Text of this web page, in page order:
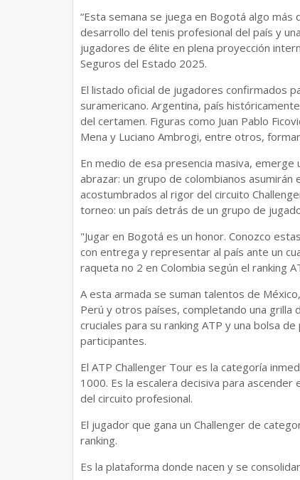
“Esta semana se juega en Bogotá algo más
desarrollo del tenis profesional del país y
jugadores de élite en plena proyección
Seguros del Estado 2025.
El listado oficial de jugadores confirmados
suramericano. Argentina, país
del certamen. Figuras como Juan Pablo
Mena y Luciano Ambrogi, entre otros,
En medio de esa presencia masiva, emerge
abrazar: un grupo de colombianos
acostumbrados al rigor del circuito
torneo: un país detrás de un grupo de
"Jugar en Bogotá es un honor. Conozco
con entrega y representar al país ante un
raqueta no 2 en Colombia según el ranking
A esta armada se suman talentos de
Perú y otros países, completando una grilla
cruciales para su ranking ATP y una bolsa
participantes.
El ATP Challenger Tour es la categoría
1000. Es la escalera decisiva para
del circuito profesional.
El jugador que gana un Challenger de
ranking.
Es la plataforma donde nacen y se